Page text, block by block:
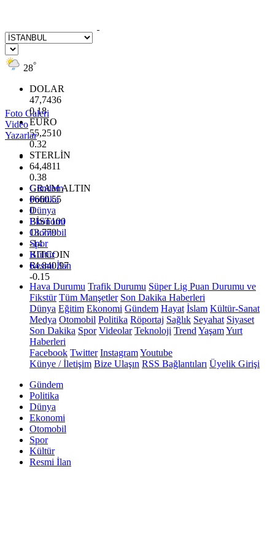
28°
DOLAR
47,7436
0.18
EURO
55,2510
0.32
STERLİN
64,4811
0.38
GRAM ALTIN
6660.55
0
BİST100
13.779
-14
BITCOIN
64.840,97
-0.15
Foto Galeri
Video
Yazarlar
Gündem
Politika
Dünya
Ekonomi
Otomobil
Spor
Kültür
Resmi İlan
Hava Durumu Trafik Durumu Süper Lig Puan Durumu ve
Fikstür Tüm Manşetler Son Dakika Haberleri
Dünya Eğitim Ekonomi Gündem Hayat İslam Kültür-Sanat
Medya Otomobil Politika Röportaj Sağlık Seyahat Siyaset
Son Dakika Spor Videolar Teknoloji Trend YaşamYurt
Haberleri
Facebook Twitter InstagramYoutube
Künye / İletişim Bize Ulaşın RSS Bağlantıları Üyelik Girişi
Gündem
Politika
Dünya
Ekonomi
Otomobil
Spor
Kültür
Resmi İlan